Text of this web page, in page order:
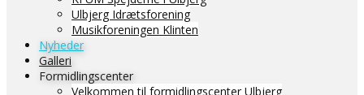
Ulbjerg Idrætsforening
Musikforeningen Klinten
Nyheder
Galleri
Formidlingscenter
Velkommen til formidlingscenter Ulbjerg